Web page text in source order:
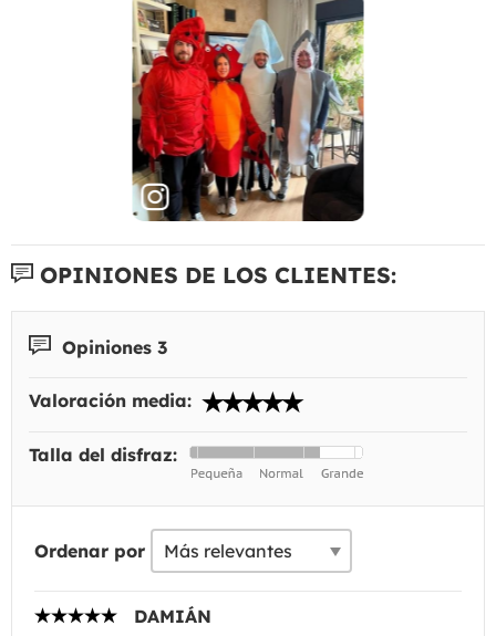
OPINIONES DE LOS CLIENTES:
Opiniones 3
Valoración media:
Talla del disfraz:
Ordenar por
DAMIÁN